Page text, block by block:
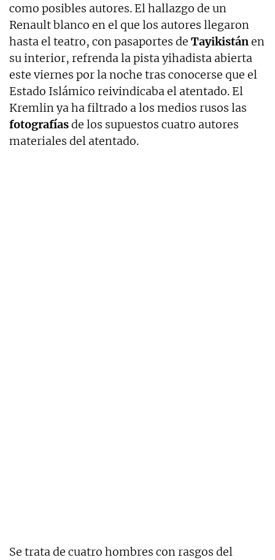
como posibles autores. El hallazgo de un
Renault blanco en el que los autores llegaron
hasta el teatro, con pasaportes de Tayikistánen
su interior, refrenda la pista yihadista abierta
este viernes por la noche tras conocerse que el
Estado Islámico reivindicaba el atentado. El
Kremlin ya ha filtrado a los medios rusos las
fotografíasde los supuestos cuatro autores
materiales del atentado.
Se trata de cuatro hombres con rasgos del